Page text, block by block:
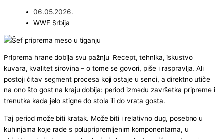
06.05.2026.
WWF Srbija
Priprema hrane dobija svu pažnju. Recept, tehnika, iskustvo
kuvara, kvalitet sirovina – o tome se govori, piše i raspravlja. Ali
postoji čitav segment procesa koji ostaje u senci, a direktno utiče
na ono što gost na kraju dobija: period između završetka pripreme i
trenutka kada jelo stigne do stola ili do vrata gosta.
Taj period može biti kratak. Može biti i relativno dug, posebno u
kuhinjama koje rade s polupripremljenim komponentama, u